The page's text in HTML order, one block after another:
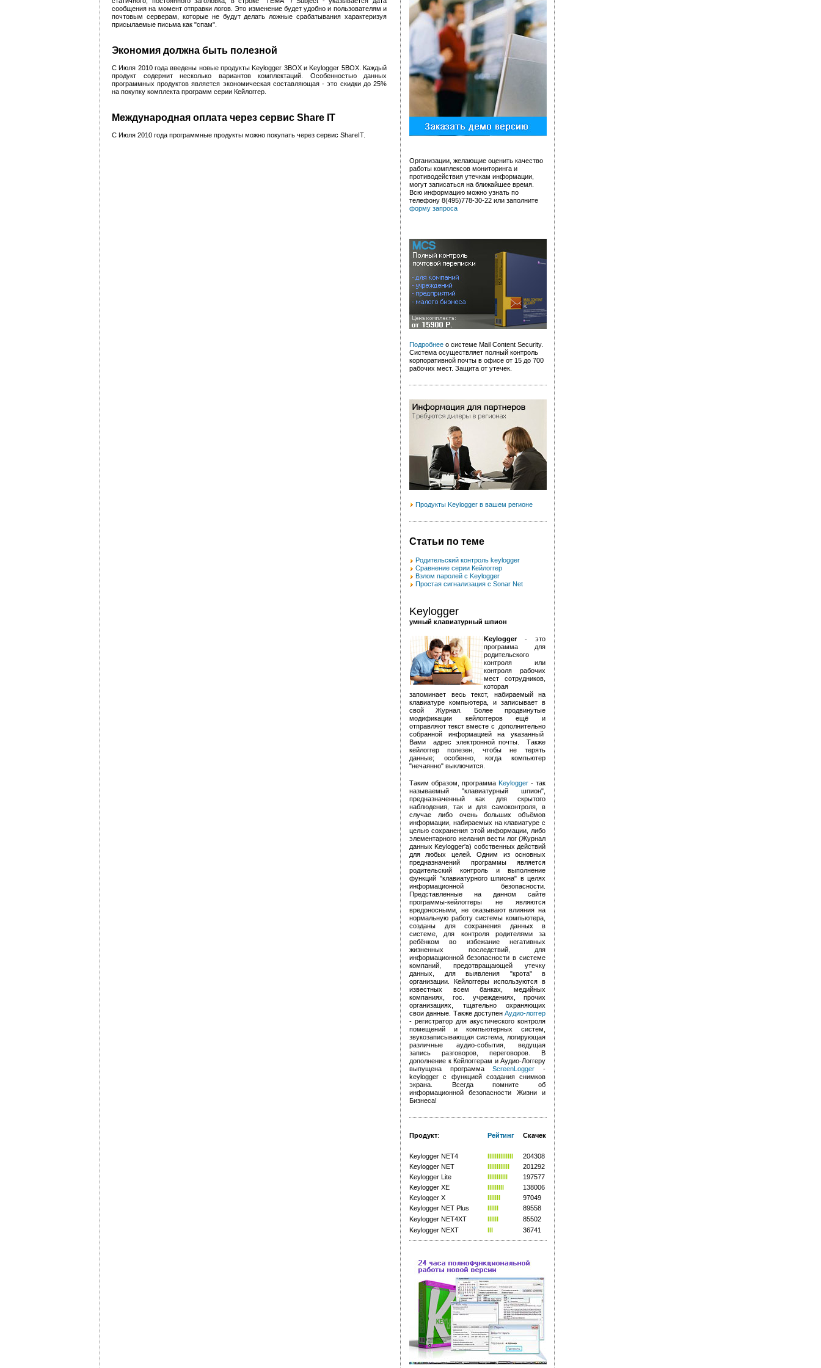
сообщения на момент отправки логов. Это изменение будет удобно и пользователям и
почтовым серверам, которые не будут делать ложные срабатывания характеризуя
присылаемые письма как "спам".
Экономия должна быть полезной
С Июля 2010 года введены новые продукты Keylogger 3BOX и Keylogger 5BOX. Каждый
продукт содержит несколько вариантов комплектаций. Особенностью данных
программных продуктов является экономическая составляющая - это скидки до 25%
на покупку комплекта программ серии Кейлоггер.
Международная оплата через сервис Share IT
С Июля 2010 года программные продукты можно покупать через сервис ShareIT.
Организации, желающие оценить качество
работы комплексов мониторинга и
противодействия утечкам информации,
могут записаться на ближайшее время.
Всю информацию можно узнать по
телефону 8(495)778-30-22 или заполните
форму запроса
Подробнее о системе Mail Content Security.
Система осуществляет полный контроль
корпоративной почты в офисе от 15 до 700
рабочих мест. Защита от утечек.
Продукты Keylogger в вашем регионе
Статьи по теме
Родительский контроль keylogger
Сравнение серии Кейлоггер
Взлом паролей с Keylogger
Простая сигнализация с Sonar Net
Keylogger
умный клавиатурный шпион
Keylogger- это
программа для
родительского
контроля или
контроля рабочих
мест сотрудников,
которая
запоминает весь текст, набираемый на
клавиатуре компьютера, и записывает в
свой Журнал. Более продвинутые
модификации кейлоггеров ещё и
отправляют текст вместе с дополнительно
собранной информацией на указанный
Вами адрес электронной почты. Также
кейлоггер полезен, чтобы не терять
данные; особенно, когда компьютер
"нечаянно" выключится.
Таким образом, программа Keylogger - так
называемый "клавиатурный шпион",
предназначенный как для скрытого
наблюдения, так и для самоконтроля, в
случае либо очень больших объёмов
информации, набираемых на клавиатуре с
целью сохранения этой информации, либо
элементарного желания вести лог (Журнал
данныхKeylogger'а) собственных действий
для любых целей. Одним из основных
предназначений программы является
родительский контроль и выполнение
функций "клавиатурного шпиона" в целях
информационной безопасности.
Представленные на данном сайте
программы-кейлоггеры не являются
вредоносными, не оказывают влияния на
нормальную работу системы компьютера,
созданы для сохранения данных в
системе, для контроля родителями за
ребёнком во избежание негативных
жизненных последствий, для
информационной безопасности в системе
компаний, предотвращающей утечку
данных, для выявления "крота" в
организации. Кейлоггеры используются в
известных всем банках, медийных
компаниях, гос. учреждениях, прочих
организациях, тщательно охраняющих
свои данные. Также доступен Аудио-логгер
- регистратор для акустического контроля
помещений и компьютерных систем,
звукозаписывающая система, логирующая
различные аудио-события, ведущая
запись разговоров, переговоров. В
дополнение к Кейлоггерам и Аудио-Логгеру
выпущена программаScreenLogger -
keylogger с функцией создания снимков
экрана. Всегда помните об
информационной безопасности Жизни и
Бизнеса!
Продукт: Рейтинг
Скачек
Keylogger NET4
llllllllllllll
204308
Keylogger NET
llllllllllll
201292
Keylogger Lite
lllllllllll
197577
Keylogger XE
lllllllll
138006
Keylogger X
lllllll
97049
Keylogger NET Plus
llllll
89558
Keylogger NET4XT
llllll
85502
Keylogger NEXT
lll 36741